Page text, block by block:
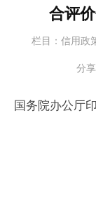
合评
栏目：信用政
分
国务院办公厅